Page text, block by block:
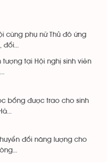
cùng phụ nữ Thủ đô ứng
đổi...
tượng tại Hội nghị sinh viên
bổng được trao cho sinh
đổi năng lượng cho